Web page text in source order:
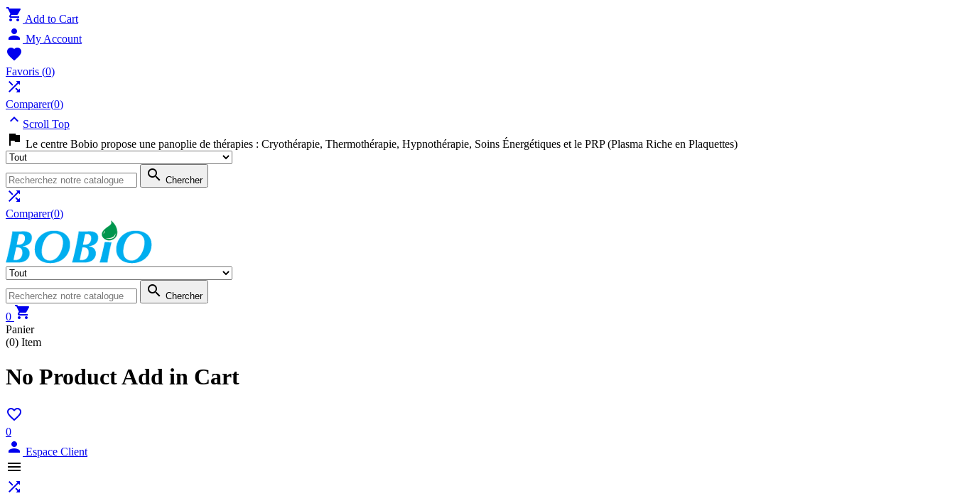
 Add to Cart
 My Account

Favoris (0)

Comparer(0)
 Scroll Top
 Le centre Bobio propose une panoplie de thérapies : Cryothérapie, Thermothérapie, Hypnothérapie, Soins Énergétiques et le PRP (Plasma Riche en Plaquettes)
 Chercher

Comparer(0)
 Chercher
0 
Panier
(0) Item
No Product Add in Cart

0
 Espace Client

